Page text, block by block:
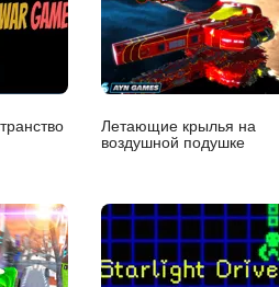
Летающие крылья на
воздушной подушке